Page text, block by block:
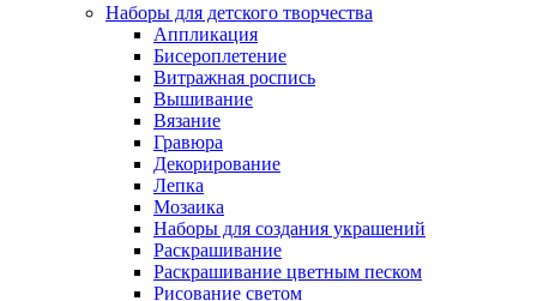
Наборы для детского творчества
Аппликация
Бисероплетение
Витражная роспись
Вышивание
Вязание
Гравюра
Декорирование
Лепка
Мозаика
Наборы для создания украшений
Раскрашивание
Раскрашивание цветным песком
Рисование светом